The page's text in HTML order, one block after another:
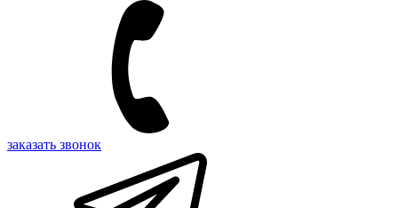
заказать звонок